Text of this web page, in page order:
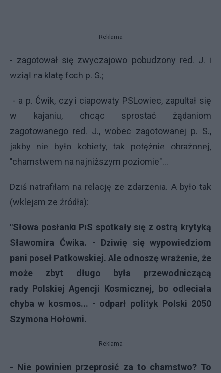
Reklama
- zagotował się zwyczajowo pobudzony red. J. i
wziął na klatę foch p. S.;
- a p. Ćwik, czyli ciapowaty PSLowiec, zapultał się
w kajaniu, chcąc sprostać żądaniom
zagotowanego red. J., wobec zagotowanej p. S.,
jakby nie było kobiety, tak potężnie obrażonej,
"chamstwem na najniższym poziomie"…
Dziś natrafiłam na relację ze zdarzenia. A było tak
(wklejam ze źródła):
"Słowa posłanki PiS spotkały się z ostrą krytyką
Sławomira Ćwika. - Dziwię się wypowiedziom
pani poseł Patkowskiej. Ale odnoszę wrażenie, że
może zbyt długo była przewodniczącą
rady Polskiej Agencji Kosmicznej, bo odleciała
chyba w kosmos... - odparł polityk Polski 2050
Szymona Hołowni.
Reklama
- Nie powinien przeprosić za to chamstwo? To